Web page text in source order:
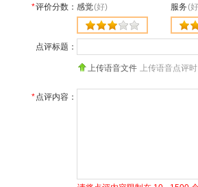
*评价分数： 感觉(好) 服务(
点评标题：
上传语音文件 上传语音点评
*点评内容：